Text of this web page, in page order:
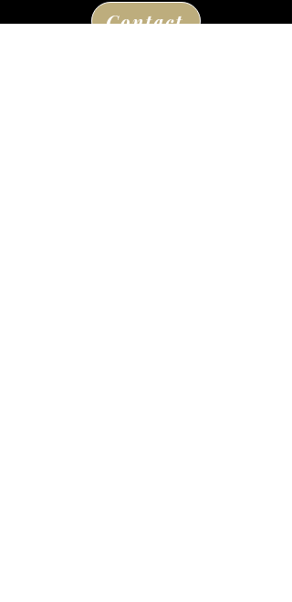
Contact